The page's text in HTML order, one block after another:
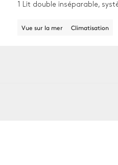
1 Lit double inséparable,
Vue sur la mer Climatisation